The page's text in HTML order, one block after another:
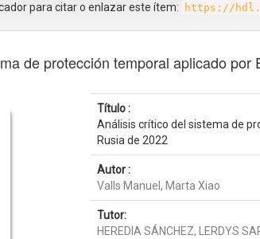
para citar o enlazar este ítem: https://
de protección temporal aplicado
Título :
Análisis crítico del sistema de
Rusia de 2022
Autor :
Valls Manuel, Marta Xiao
Tutor:
HEREDIA SÁNCHEZ, LERDYS